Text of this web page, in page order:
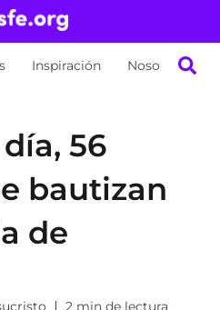
Inspiración Nosotros
56
bautizan
de
2 min de lectura